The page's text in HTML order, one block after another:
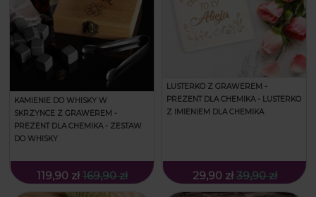
KAMIENIE DO WHISKY W
SKRZYNCE Z GRAWEREM -
PREZENT DLA CHEMIKA - ZESTAW
DO WHISKY
119,90 zł 169,90 zł
LUSTERKO Z GRAWEREM -
PREZENT DLA CHEMIKA - LUSTERKO
Z IMIENIEM DLA CHEMIKA
29,90 zł 39,90 zł